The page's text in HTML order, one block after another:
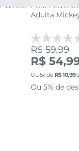
White Polo
Adulta
R$ 59,99
R$
Ou5x de R$10,99
Ou 5% de